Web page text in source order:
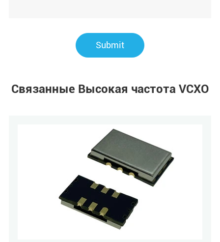
Submit
Связанные Высокая частота VCXO